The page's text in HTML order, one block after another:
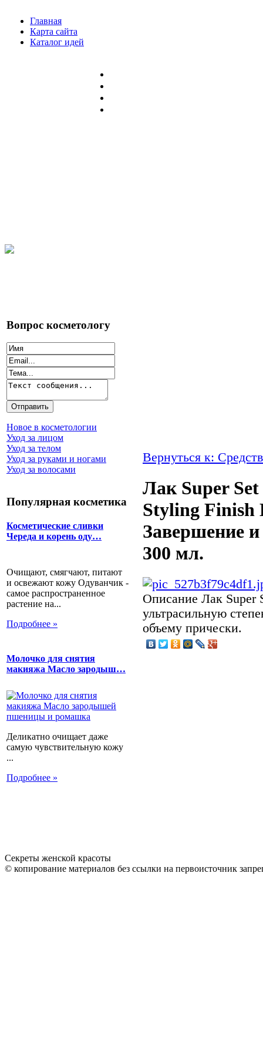
Главная
Карта сайта
Каталог идей
Вопрос косметологу
Новое в косметологии
Уход за лицом
Уход за телом
Уход за руками и ногами
Уход за волосами
Популярная косметика
Косметические сливки
Череда и корень оду…
Очищают, смягчают, питают
и освежают кожу Одуванчик -
самое распространенное
растение на...
Подробнее »
Молочко для снятия
макияжа Масло зародыш…
Деликатно очищает даже
самую чувствительную кожу
...
Подробнее »
Вернуться к:
Лак Super
Styling Finish
Завершение
300 мл.
Описание Лак Super
ультрасильную
объему прически.
Секреты женской красоты
© копирование материалов без ссылки на первоисточник